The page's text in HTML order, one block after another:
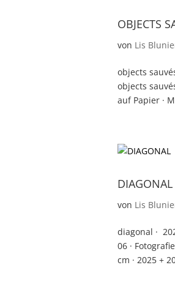
OBJECTS
von Lis
objects
objects
auf Papier ·
DIAGONAL
von Lis
diagonal ·
06 ·
cm · 2025 +